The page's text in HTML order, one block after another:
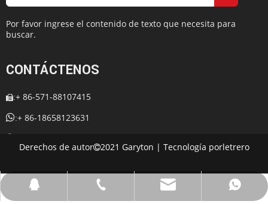
Por favor ingrese el contenido de texto que necesita para
buscar.
+ 86-18658123631
cherrylee@garyton.cn
+ 86-18658123631
CONTÁCTENOS
:+ 86-571-88107415
:+ 86-18658123631
: 657098666
Derechos de autor2021 Garyton | Tecnología porletrero